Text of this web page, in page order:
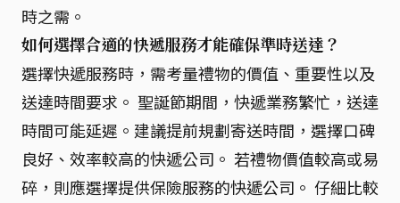
時之需。
如何選擇合適的快遞服務才能確保準時送達？
選擇快遞服務時，需考量禮物的價值、重要性以及
送達時間要求。 聖誕節期間，快遞業務繁忙，送達
時間可能延遲。建議提前規劃寄送時間，選擇口碑
良好、效率較高的快遞公司。 若禮物價值較高或易
碎，則應選擇提供保險服務的快遞公司。 仔細比較